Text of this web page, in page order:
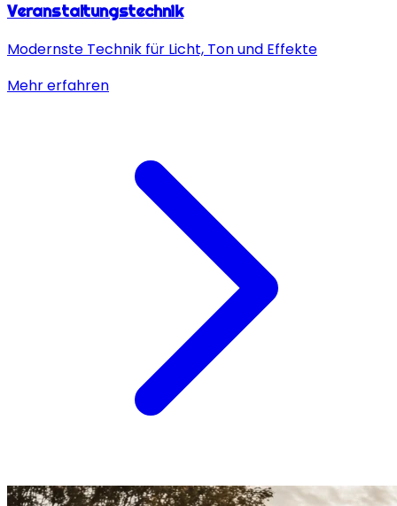
Veranstaltungstechnik
Modernste Technik für Licht, Ton und Effekte
Mehr erfahren